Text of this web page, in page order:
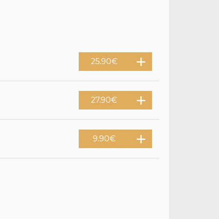
25.90€
27.90€
9.90€